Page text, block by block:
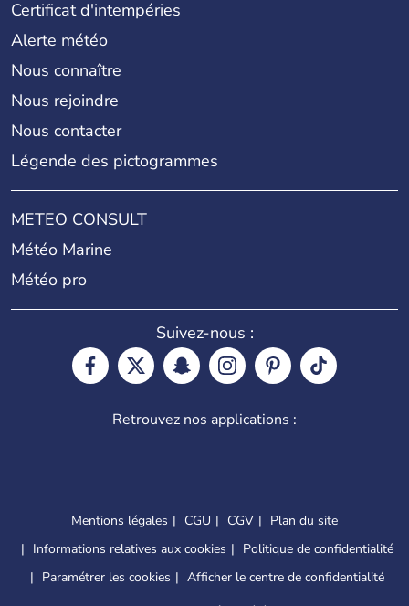
Certificat d'intempéries
Alerte météo
Nous connaître
Nous rejoindre
Nous contacter
Légende des pictogrammes
METEO CONSULT
Météo Marine
Météo pro
Suivez-nous :
Retrouvez nos applications :
Mentions légales CGU CGV
Plan du site
Informations relatives aux cookies
Politique de confidentialité
Paramétrer les cookies
Afficher le centre de confidentialité